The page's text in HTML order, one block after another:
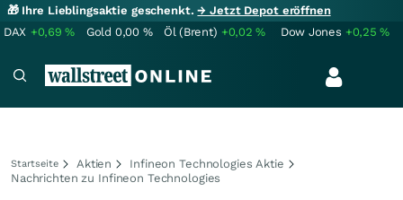
🎁 Ihre Lieblingsaktie geschenkt.→ Jetzt Depot eröffnen
DAX +0,69% Gold 0,00 % Öl (Brent) +0,02% Dow Jones +0,25%
Startseite Aktien
Infineon Technologies Aktie
Nachrichten zu Infineon Technologies